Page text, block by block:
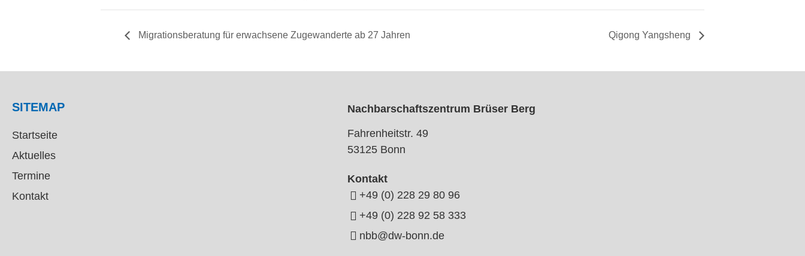
Migrationsberatung für erwachsene Zugewanderte ab 27 Jahren Qigong Yangsheng
SITEMAP
Startseite
Aktuelles
Termine
Kontakt
Nachbarschaftszentrum Brüser Berg
Fahrenheitstr. 49
53125 Bonn
Kontakt
+49 (0) 228 29 80 96
+49 (0) 228 92 58 333
nbb@dw-bonn.de